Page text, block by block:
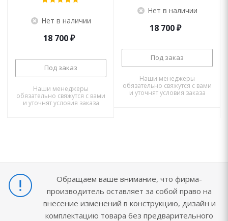
Нет в наличии
18 700₽
Под заказ
Наши менеджеры
обязательно свяжутся с вами
и уточнят условия заказа
Нет в наличии
18 700₽
Под заказ
Наши менеджеры
обязательно свяжутся с вами
и уточнят условия заказа
Обращаем ваше внимание, что фирма-
производитель оставляет за собой право на
внесение изменений в конструкцию, дизайн и
комплектацию товара без предварительного